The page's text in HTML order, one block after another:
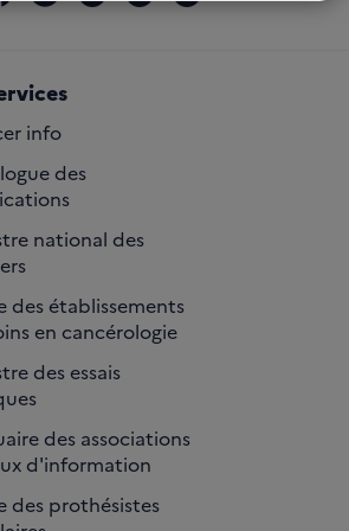
info
des
national des
des établissements
en cancérologie
des essais
des associations
d'information
des prothésistes